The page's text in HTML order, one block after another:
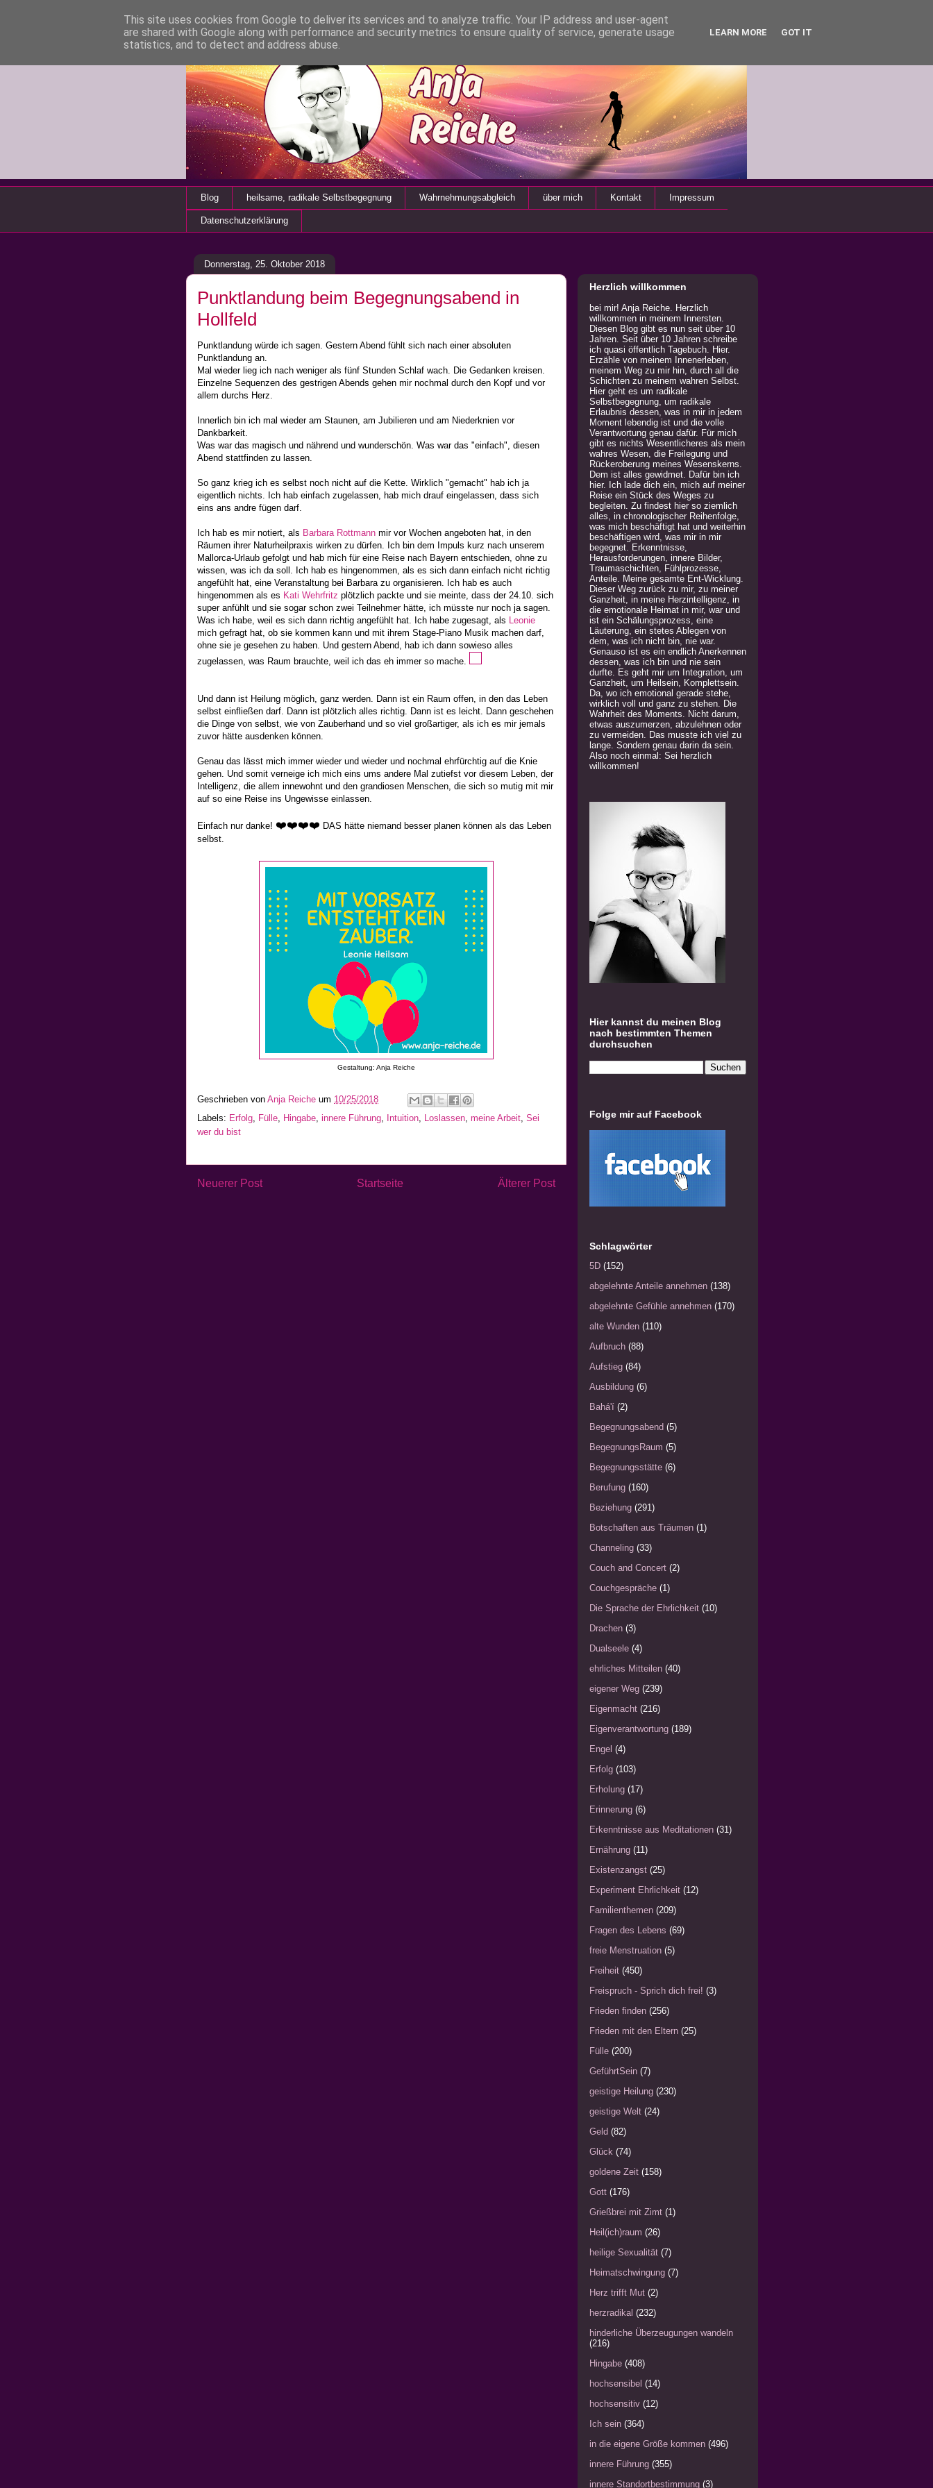
Blog heilsame, radikale Selbstbegegnung Wahrnehmungsabgleich über mich Kontakt Impressum
Datenschutzerklärung
Donnerstag, 25. Oktober 2018
Punktlandung beim Begegnungsabend in
Hollfeld
Punktlandung würde ich sagen. Gestern Abend fühlt sich nach einer absoluten
Punktlandung an.
Mal wieder lieg ich nach weniger als fünf Stunden Schlaf wach. Die Gedanken kreisen.
Einzelne Sequenzen des gestrigen Abends gehen mir nochmal durch den Kopf und vor
allem durchs Herz.
Innerlich bin ich mal wieder am Staunen, am Jubilieren und am Niederknien vor
Dankbarkeit.
Was war das magisch und nährend und wunderschön. Was war das "einfach", diesen
Abend stattfinden zu lassen.
So ganz krieg ich es selbst noch nicht auf die Kette. Wirklich "gemacht" hab ich ja
eigentlich nichts. Ich hab einfach zugelassen, hab mich drauf eingelassen, dass sich
eins ans andre fügen darf.
Ich hab es mir notiert, als Barbara Rottmann mir vor Wochen angeboten hat, in den
Räumen ihrer Naturheilpraxis wirken zu dürfen. Ich bin dem Impuls kurz nach unserem
Mallorca-Urlaub gefolgt und hab mich für eine Reise nach Bayern entschieden, ohne zu
wissen, was ich da soll. Ich hab es hingenommen, als es sich dann einfach nicht richtig
angefühlt hat, eine Veranstaltung bei Barbara zu organisieren. Ich hab es auch
hingenommen als es Kati Wehrfritz plötzlich packte und sie meinte, dass der 24.10. sich
super anfühlt und sie sogar schon zwei Teilnehmer hätte, ich müsste nur noch ja sagen.
Was ich habe, weil es sich dann richtig angefühlt hat. Ich habe zugesagt, als Leonie
mich gefragt hat, ob sie kommen kann und mit ihrem Stage-Piano Musik machen darf,
ohne sie je gesehen zu haben. Und gestern Abend, hab ich dann sowieso alles
zugelassen, was Raum brauchte, weil ich das eh immer so mache.
Und dann ist Heilung möglich, ganz werden. Dann ist ein Raum offen, in den das Leben
selbst einfließen darf. Dann ist plötzlich alles richtig. Dann ist es leicht. Dann geschehen
die Dinge von selbst, wie von Zauberhand und so viel großartiger, als ich es mir jemals
zuvor hätte ausdenken können.
Genau das lässt mich immer wieder und wieder und nochmal ehrfürchtig auf die Knie
gehen. Und somit verneige ich mich eins ums andere Mal zutiefst vor diesem Leben, der
Intelligenz, die allem innewohnt und den grandiosen Menschen, die sich so mutig mit mir
auf so eine Reise ins Ungewisse einlassen.
Einfach nur danke! ❤️❤️❤️❤️ DAS hätte niemand besser planen können als das Leben
selbst.
Gestaltung: Anja Reiche
Geschrieben von Anja Reiche um 10/25/2018
Labels: Erfolg, Fülle, Hingabe, innere Führung, Intuition, Loslassen, meine Arbeit, Sei
wer du bist
Neuerer Post Älterer Post
Startseite
Herzlich willkommen
bei mir! Anja Reiche. Herzlich
willkommen in meinem Innersten.
Diesen Blog gibt es nun seit über 10
Jahren. Seit über 10 Jahren schreibe
ich quasi öffentlich Tagebuch. Hier.
Erzähle von meinem Innenerleben,
meinem Weg zu mir hin, durch all die
Schichten zu meinem wahren Selbst.
Hier geht es um radikale
Selbstbegegnung, um radikale
Erlaubnis dessen, was in mir in jedem
Moment lebendig ist und die volle
Verantwortung genau dafür. Für mich
gibt es nichts Wesentlicheres als mein
wahres Wesen, die Freilegung und
Rückeroberung meines Wesenskerns.
Dem ist alles gewidmet. Dafür bin ich
hier. Ich lade dich ein, mich auf meiner
Reise ein Stück des Weges zu
begleiten. Zu findest hier so ziemlich
alles, in chronologischer Reihenfolge,
was mich beschäftigt hat und weiterhin
beschäftigen wird, was mir in mir
begegnet. Erkenntnisse,
Herausforderungen, innere Bilder,
Traumaschichten, Fühlprozesse,
Anteile. Meine gesamte Ent-Wicklung.
Dieser Weg zurück zu mir, zu meiner
Ganzheit, in meine Herzintelligenz, in
die emotionale Heimat in mir, war und
ist ein Schälungsprozess, eine
Läuterung, ein stetes Ablegen von
dem, was ich nicht bin, nie war.
Genauso ist es ein endlich Anerkennen
dessen, was ich bin und nie sein
durfte. Es geht mir um Integration, um
Ganzheit, um Heilsein, Komplettsein.
Da, wo ich emotional gerade stehe,
wirklich voll und ganz zu stehen. Die
Wahrheit des Moments. Nicht darum,
etwas auszumerzen, abzulehnen oder
zu vermeiden. Das musste ich viel zu
lange. Sondern genau darin da sein.
Also noch einmal: Sei herzlich
willkommen!
Hier kannst du meinen Blog
nach bestimmten Themen
durchsuchen
Folge mir auf Facebook
Schlagwörter
5D (152)
abgelehnte Anteile annehmen (138)
abgelehnte Gefühle annehmen (170)
alte Wunden (110)
Aufbruch (88)
Aufstieg (84)
Ausbildung (6)
Bahá'í (2)
Begegnungsabend (5)
BegegnungsRaum (5)
Begegnungsstätte (6)
Berufung (160)
Beziehung (291)
Botschaften aus Träumen (1)
Channeling (33)
Couch and Concert (2)
Couchgespräche (1)
Die Sprache der Ehrlichkeit (10)
Drachen (3)
Dualseele (4)
ehrliches Mitteilen (40)
eigener Weg (239)
Eigenmacht (216)
Eigenverantwortung (189)
Engel (4)
Erfolg (103)
Erholung (17)
Erinnerung (6)
Erkenntnisse aus Meditationen (31)
Ernährung (11)
Existenzangst (25)
Experiment Ehrlichkeit (12)
Familienthemen (209)
Fragen des Lebens (69)
freie Menstruation (5)
Freiheit (450)
Freispruch - Sprich dich frei! (3)
Frieden finden (256)
Frieden mit den Eltern (25)
Fülle (200)
GeführtSein (7)
geistige Heilung (230)
geistige Welt (24)
Geld (82)
Glück (74)
goldene Zeit (158)
Gott (176)
Grießbrei mit Zimt (1)
Heil(ich)raum (26)
heilige Sexualität (7)
Heimatschwingung (7)
Herz trifft Mut (2)
herzradikal (232)
hinderliche Überzeugungen wandeln
(216)
Hingabe (408)
hochsensibel (14)
hochsensitiv (12)
Ich sein (364)
in die eigene Größe kommen (496)
innere Führung (355)
innere Standortbestimmung (3)
This site uses cookies from Google to deliver its services and to analyze traffic. Your IP address and user-agent
are shared with Google along with performance and security metrics to ensure quality of service, generate usage
statistics, and to detect and address abuse.
LEARN MORE GOT IT